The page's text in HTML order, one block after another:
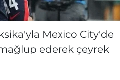
Mexico City'de
ederek çeyrek